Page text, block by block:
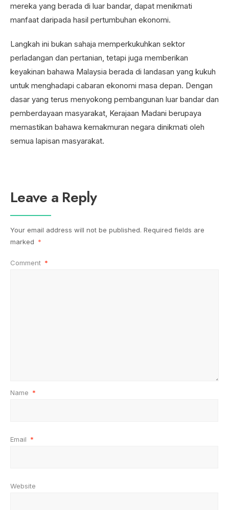
mereka yang berada di luar bandar, dapat menikmati
manfaat daripada hasil pertumbuhan ekonomi.
Langkah ini bukan sahaja memperkukuhkan sektor
perladangan dan pertanian, tetapi juga memberikan
keyakinan bahawa Malaysia berada di landasan yang kukuh
untuk menghadapi cabaran ekonomi masa depan. Dengan
dasar yang terus menyokong pembangunan luar bandar dan
pemberdayaan masyarakat, Kerajaan Madani berupaya
memastikan bahawa kemakmuran negara dinikmati oleh
semua lapisan masyarakat.
Leave a Reply
Your email address will not be published. Required fields are
marked *
Comment *
Name *
Email *
Website